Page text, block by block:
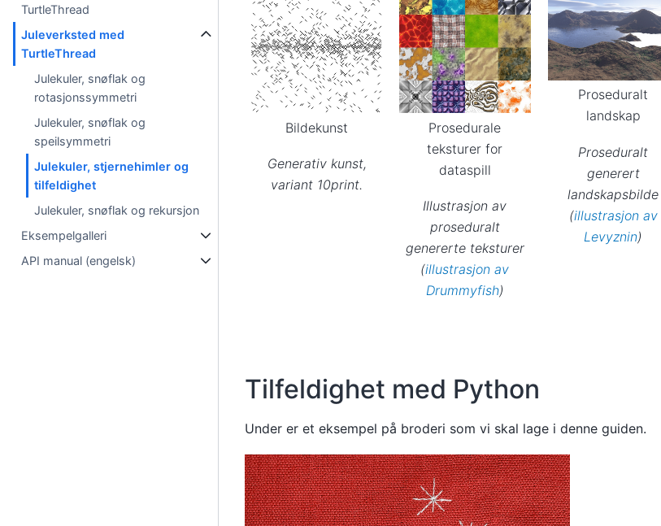
TurtleThread
Juleverksted med
TurtleThread
Julekuler, snøflak og
rotasjonssymmetri
Julekuler, snøflak og
speilsymmetri
Julekuler, stjernehimler og
tilfeldighet
Julekuler, snøflak og rekursjon
Eksempelgalleri
API manual (engelsk)
Bildekunst
Generativ kunst,
variant 10print.
Prosedurale
teksturer for
dataspill
Illustrasjon av
proseduralt
genererte teksturer
(illustrasjon av
Drummyfish)
Proseduralt
landskap
Proseduralt
generert
landskapsbilde
(illustrasjon av
Levyznin)
Tilfeldighet med Python
Under er et eksempel på broderi som vi skal lage i denne guiden.